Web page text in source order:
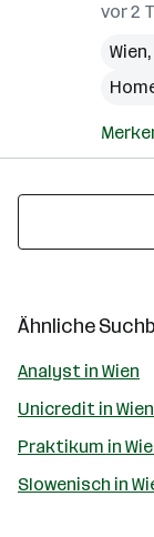
vor 2
Wien,
Ähnliche
Analyst in Wien
Unicredit in Wien
Praktikum in
Slowenisch in